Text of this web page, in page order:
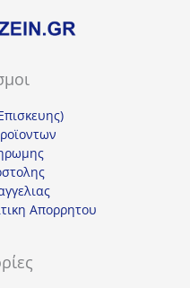
Απορρητου